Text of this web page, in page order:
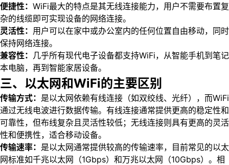
便捷性： WiFi最大的特点是其无线连接能力，用户不需要布置复
杂的线缆即可实现设备的网络连接。
灵活性： 用户可以在家中或办公室内的任何位置自由移动，同时
保持网络连接。
兼容性： 几乎所有现代电子设备都支持WiFi，从智能手机到笔记
本电脑，再到智能家居设备。
三、以太网和WiFi的主要区别
传输方式： 是以太网依赖有线连接（如双绞线、光纤），而WiFi
通过无线电波进行数据传输。有线连接通常提供更高的稳定性和
可靠性，但布线复杂且灵活性较低；无线连接则具有更高的灵活
性和便携性，适合移动设备。
传输速率： 是以太网通常提供较高的传输速率，目前常见的以太
网标准如千兆以太网（1Gbps）和万兆以太网（10Gbps）。相